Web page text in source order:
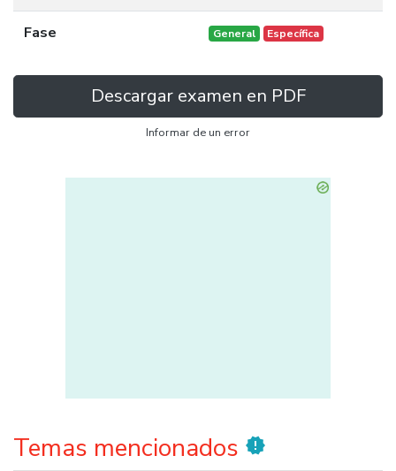
Fase General Específica
Descargar examen en PDF
Informar de un error
Temas mencionados new_releases